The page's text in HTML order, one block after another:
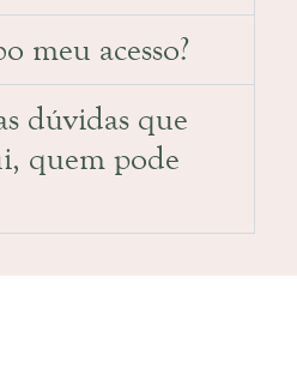
meu acesso?
dúvidas que
quem pode